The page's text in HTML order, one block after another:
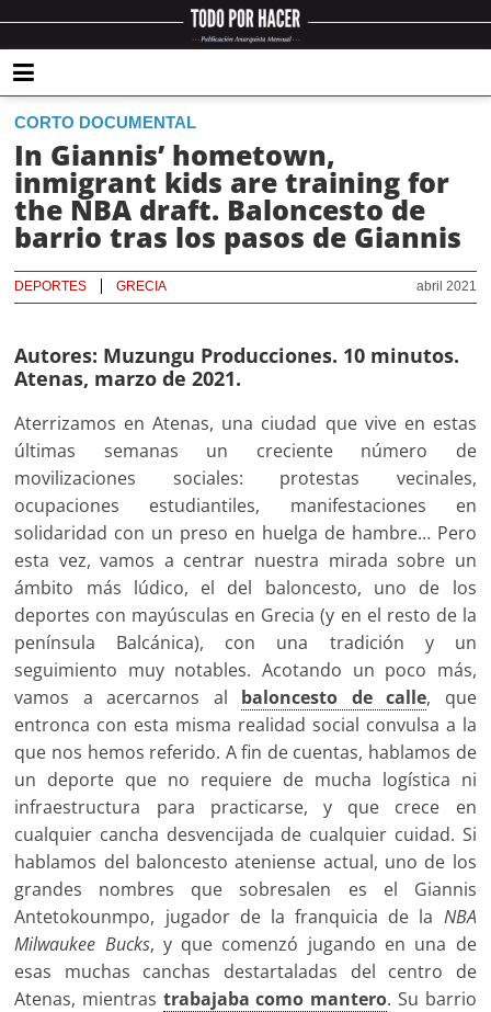
CORTO DOCUMENTAL
In Giannis’ hometown,
inmigrant kids are training for
the NBA draft. Baloncesto de
barrio tras los pasos de Giannis
abril 2021
DEPORTES GRECIA
Autores: Muzungu Producciones. 10 minutos.
Atenas, marzo de 2021.
Aterrizamos en Atenas, una ciudad que vive en estas
últimas semanas un creciente número de
movilizaciones sociales: protestas vecinales,
ocupaciones estudiantiles, manifestaciones en
solidaridad con un preso en huelga de hambre… Pero
esta vez, vamos a centrar nuestra mirada sobre un
ámbito más lúdico, el del baloncesto, uno de los
deportes con mayúsculas en Grecia (y en el resto de la
península Balcánica), con una tradición y un
seguimiento muy notables. Acotando un poco más,
vamos a acercarnos al baloncesto de calle, que
entronca con esta misma realidad social convulsa a la
que nos hemos referido. A fin de cuentas, hablamos de
un deporte que no requiere de mucha logística ni
infraestructura para practicarse, y que crece en
cualquier cancha desvencijada de cualquier cuidad. Si
hablamos del baloncesto ateniense actual, uno de los
grandes nombres que sobresalen es el Giannis
Antetokounmpo, jugador de la franquicia de la NBA
Milwaukee Bucks, y que comenzó jugando en una de
esas muchas canchas destartaladas del centro de
Atenas, mientras trabajaba como mantero. Su barrio